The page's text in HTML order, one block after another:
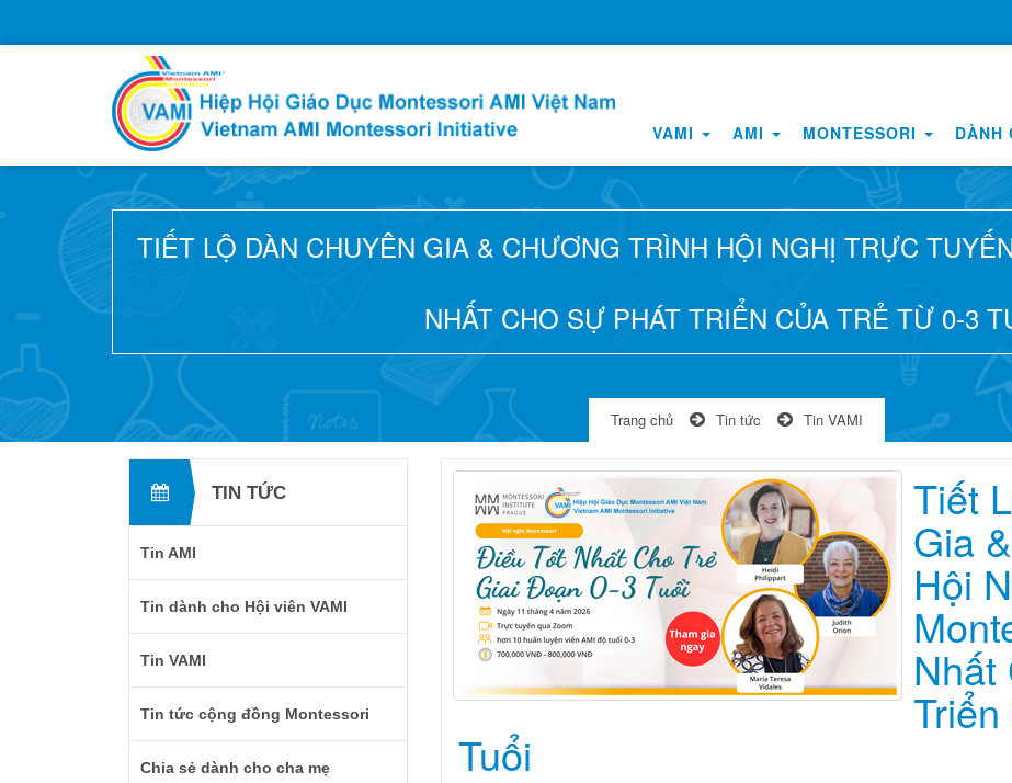
VAMI AMI MONTESSORI DÀNH
TIẾT LỘ DÀN CHUYÊN GIA & CHƯƠNG TRÌNH HỘI NGHỊ TRỰC
NHẤT CHO SỰ PHÁT TRIỂN CỦA TRẺ TỪ 0-3
Trang chủ Tin tức Tin VAMI
Tiết
Gia
Hội
Nhất
Tuổi
TIN TỨC
Tin AMI
Tin dành cho Hội viên VAMI
Tin VAMI
Tin tức cộng đồng Montessori
Chia sẻ dành cho cha mẹ